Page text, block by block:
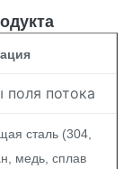
поля потока
сталь (304,
медь, сплав